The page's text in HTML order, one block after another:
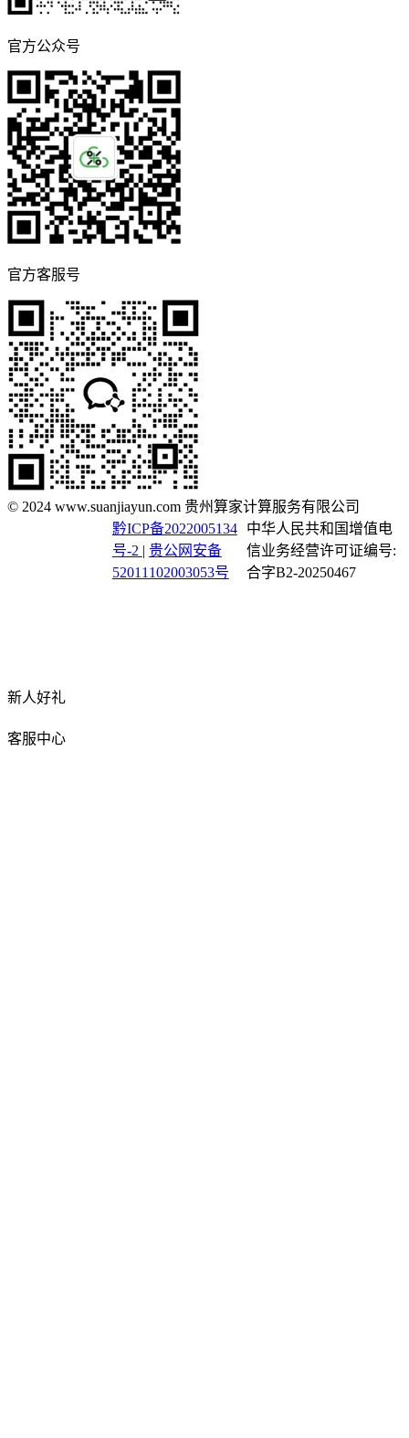
官方公众号
官方客服号
© 2024 www.suanjiayun.com 贵州算家计算服务有限公司
黔ICP备2022005134
号-2 | 贵公网安备
52011102003053号
中华人民共和国增值电
信业务经营许可证编号:
合字B2-20250467
新人好礼
客服中心